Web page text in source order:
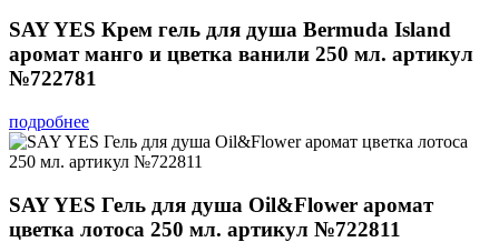
SAY YES Крем гель для душа Bermuda Island
аромат манго и цветка ванили 250 мл. артикул
№722781
подробнее
SAY YES Гель для душа Oil&Flower аромат
цветка лотоса 250 мл. артикул №722811